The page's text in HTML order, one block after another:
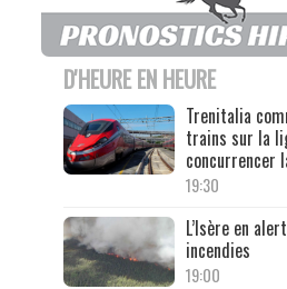
D'HEURE EN HEURE
Trenitalia
trains sur la
concurrencer
19:30
L’Isère en
incendies
19:00